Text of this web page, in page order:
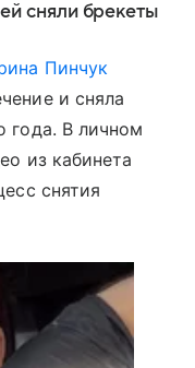
сняли брекеты
Пинчук
и сняла
года. В личном
из кабинета
снятия